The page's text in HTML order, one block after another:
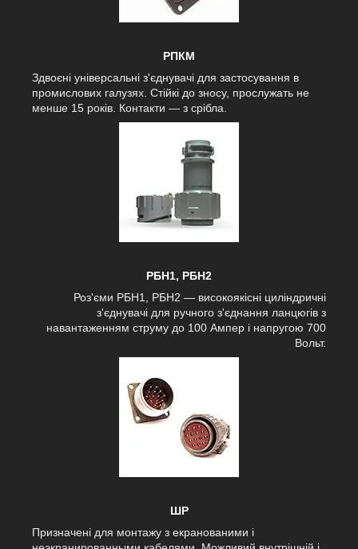
РПКМ
Здвоєні універсальні з'єднувачі для застосування в
промислових галузях. Стійкі до зносу, прослужать не
менше 15 років. Контакти — з срібла.
РБН1, РБН2
Роз'єми РБН1, РБН2 — високоякісні циліндричні
з'єднувачі для ручного з'єднання ланцюгів з
навантаженням струму до 100 Ампер і напругою 700
Вольт.
ШР
Призначені для монтажу з екранованими і